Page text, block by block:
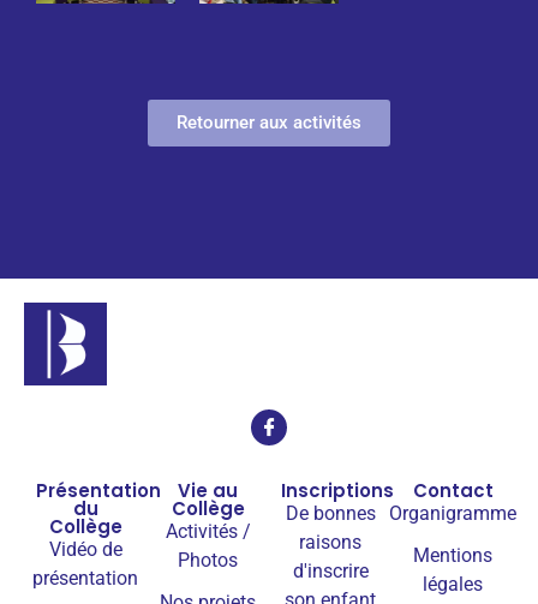
Retourner aux activités
Présentation
du
Collège
Vidéo de
présentation
Vie au
Collège
Activités /
Photos
Inscriptions
De bonnes
raisons
d'inscrire
Contact
Organigramme
Mentions
légales